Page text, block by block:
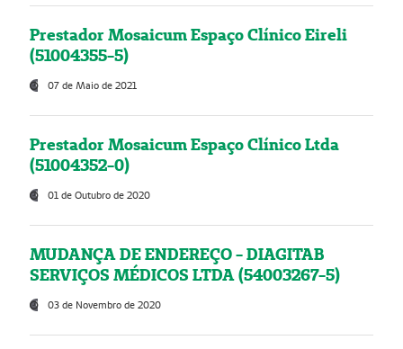
Prestador Mosaicum Espaço Clínico Eireli
(51004355-5)
07 de Maio de 2021
Prestador Mosaicum Espaço Clínico Ltda
(51004352-0)
01 de Outubro de 2020
MUDANÇA DE ENDEREÇO - DIAGITAB
SERVIÇOS MÉDICOS LTDA (54003267-5)
03 de Novembro de 2020